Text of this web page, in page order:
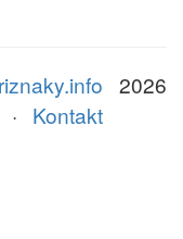
2026
· Kontakt